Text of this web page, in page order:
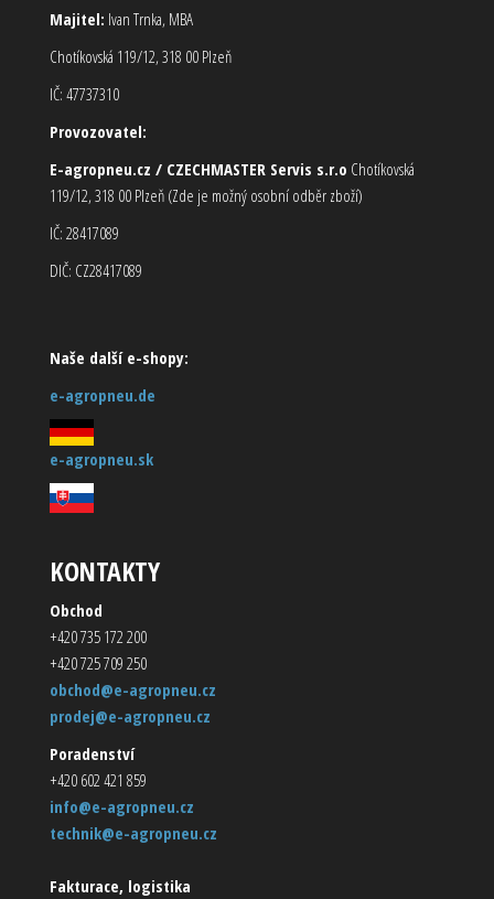
Majitel: Ivan Trnka, MBA
Chotíkovská 119/12, 318 00 Plzeň
IČ: 47737310
Provozovatel:
E-agropneu.cz / CZECHMASTER Servis s.r.o Chotíkovská
119/12, 318 00 Plzeň (Zde je možný osobní odběr zboží)
IČ: 28417089
DIČ: CZ28417089
Naše další e-shopy:
e-agropneu.de
e-agropneu.sk
KONTAKTY
Obchod
+420 735 172 200
+420 725 709 250
obchod@e-agropneu.cz
prodej@e-agropneu.cz
Poradenství
+420 602 421 859
info@e-agropneu.cz
technik@e-agropneu.cz
Fakturace, logistika